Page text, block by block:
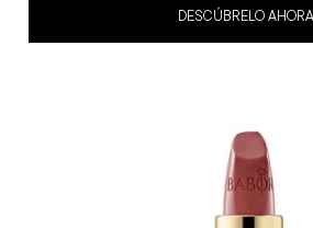
DESCÚBRELO AHORA